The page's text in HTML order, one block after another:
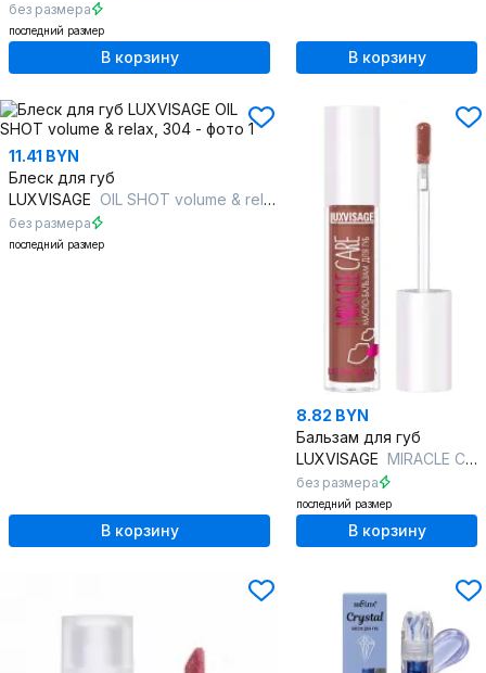
без размера
последний размер
В корзину В корзину
11.41 BYN
Блеск для губ
LUXVISAGE OIL SHOT volume & relax, 304
без размера
последний размер
В корзину
8.82 BYN
Бальзам для губ
LUXVISAGE MIRACLE CARE 107 double chocolate
без размера
последний размер
В корзину